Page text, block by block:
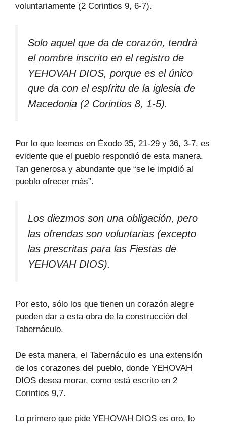
voluntariamente (2 Corintios 9, 6-7).
Solo aquel que da de corazón, tendrá
el nombre inscrito en el registro de
YEHOVAH DIOS, porque es el único
que da con el espíritu de la iglesia de
Macedonia (2 Corintios 8, 1-5).
Por lo que leemos en Éxodo 35, 21-29 y 36, 3-7, es
evidente que el pueblo respondió de esta manera.
Tan generosa y abundante que “se le impidió al
pueblo ofrecer más”.
Los diezmos son una obligación, pero
las ofrendas son voluntarias (excepto
las prescritas para las Fiestas de
YEHOVAH DIOS).
Por esto, sólo los que tienen un corazón alegre
pueden dar a esta obra de la construcción del
Tabernáculo.
De esta manera, el Tabernáculo es una extensión
de los corazones del pueblo, donde YEHOVAH
DIOS desea morar, como está escrito en 2
Corintios 9,7.
Lo primero que pide YEHOVAH DIOS es oro, lo